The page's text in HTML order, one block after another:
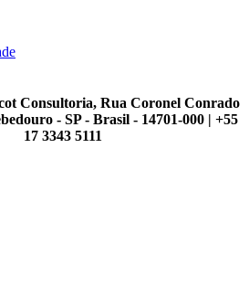
Consultoria, Rua Coronel Conrado
- SP - Brasil - 14701-000 | +55
17 3343 5111